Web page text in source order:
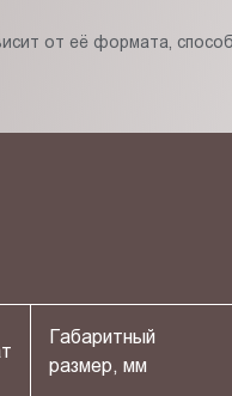
от её формата,
Габаритный
размер, мм